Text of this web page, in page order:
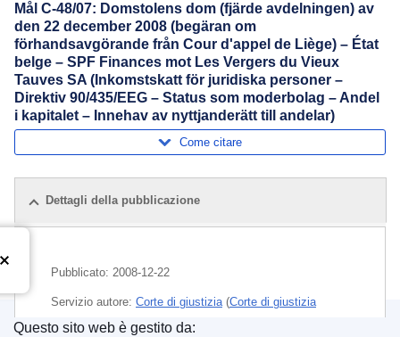
Mål C-48/07: Domstolens dom (fjärde avdelningen) av
den 22 december 2008 (begäran om
förhandsavgörande från Cour d'appel de Liège) – État
belge – SPF Finances mot Les Vergers du Vieux
Tauves SA (Inkomstskatt för juridiska personer –
Direktiv 90/435/EEG – Status som moderbolag – Andel
i kapitalet – Innehav av nyttjanderätt till andelar)
Come citare
Dettagli della pubblicazione
Pubblicato: 2008-12-22
Servizio autore: Corte di giustizia(Corte di giustizia
dell’Unione europea)
Questo sito web è gestito da: